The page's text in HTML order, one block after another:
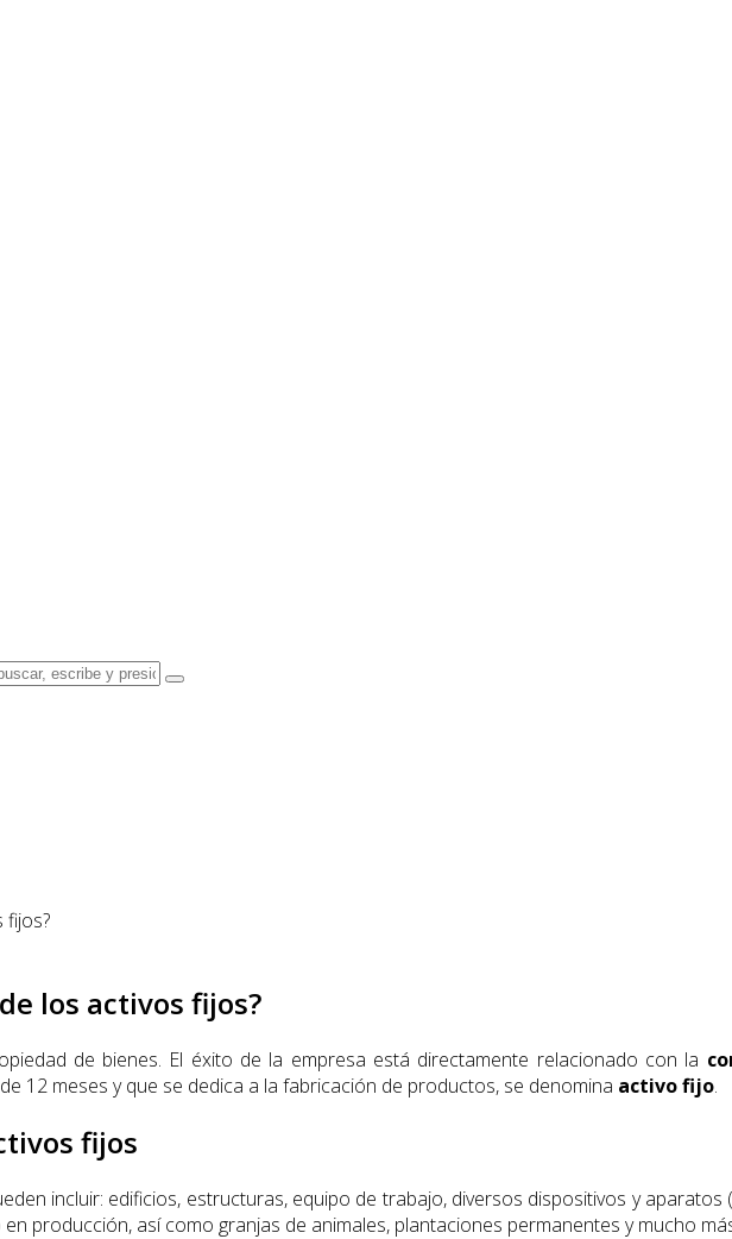
los activos fijos?
de bienes. El éxito de la empresa está directamente relacionado con la
12 meses y que se dedica a la fabricación de productos, se denomina activo fijo.
fijos
incluir: edificios, estructuras, equipo de trabajo, diversos dispositivos y
producción, así como granjas de animales, plantaciones permanentes y mucho